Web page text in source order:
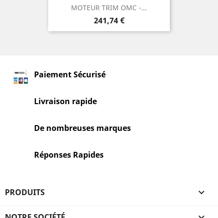
MOTEUR TRIM OMC -...
Prix
241,74 €
Paiement Sécurisé
Livraison rapide
De nombreuses marques
Réponses Rapides
PRODUITS 